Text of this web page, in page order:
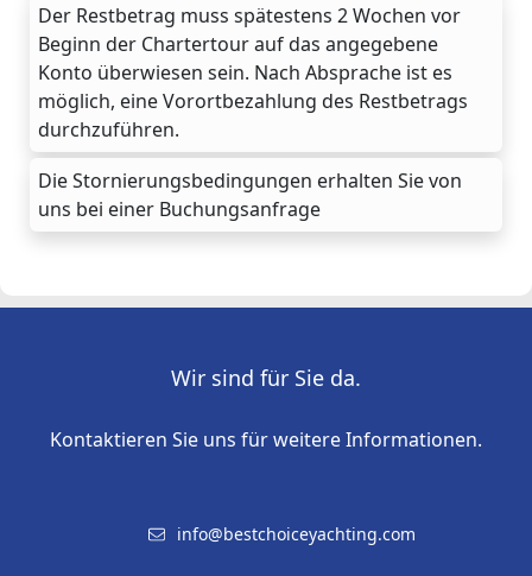
Der Restbetrag muss spätestens 2 Wochen vor
Beginn der Chartertour auf das angegebene
Konto überwiesen sein. Nach Absprache ist es
möglich, eine Vorortbezahlung des Restbetrags
durchzuführen.
Die Stornierungsbedingungen erhalten Sie von
uns bei einer Buchungsanfrage
Wir sind für Sie da.
Kontaktieren Sie uns für weitere Informationen.
info@bestchoiceyachting.com